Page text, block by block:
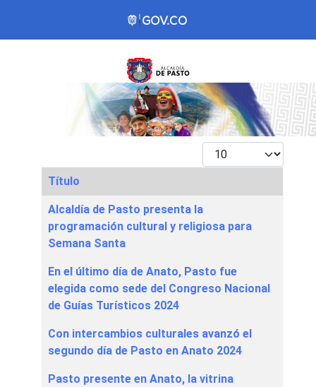
Mostrar #
Articles
Título
Alcaldía de Pasto presenta la
programación cultural y religiosa para
Semana Santa
En el último día de Anato, Pasto fue
elegida como sede del Congreso Nacional
de Guías Turísticos 2024
Con intercambios culturales avanzó el
segundo día de Pasto en Anato 2024
Pasto presente en Anato, la vitrina